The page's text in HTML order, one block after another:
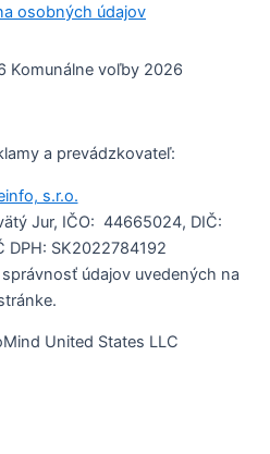
osobných údajov
Komunálne voľby 2026
a prevádzkovateľ:
s.r.o.
Jur, IČO: 44665024, DIČ:
DPH: SK2022784192
údajov uvedených na
United States LLC